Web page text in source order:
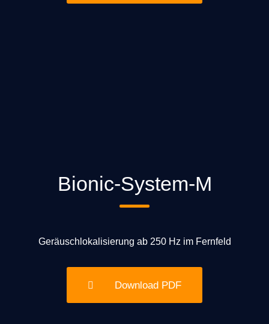
Bionic-System-M
Geräuschlokalisierung ab 250 Hz im Fernfeld
Download PDF